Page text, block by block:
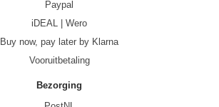
Paypal
iDEAL | Wero
Buy now, pay later by Klarna
Vooruitbetaling
Bezorging